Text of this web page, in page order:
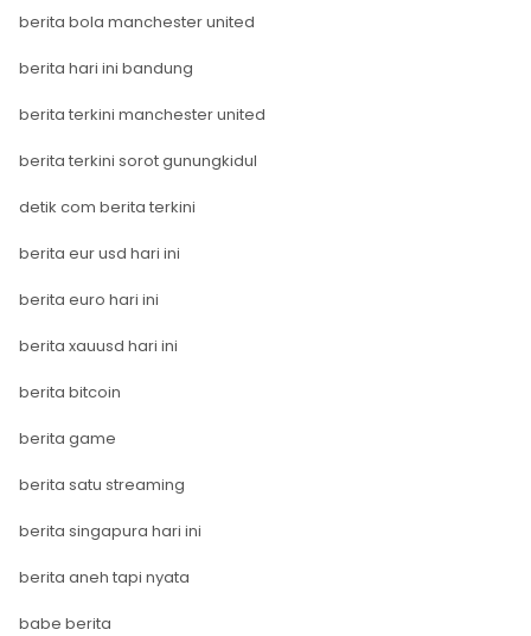
berita bola manchester united
berita hari ini bandung
berita terkini manchester united
berita terkini sorot gunungkidul
detik com berita terkini
berita eur usd hari ini
berita euro hari ini
berita xauusd hari ini
berita bitcoin
berita game
berita satu streaming
berita singapura hari ini
berita aneh tapi nyata
babe berita